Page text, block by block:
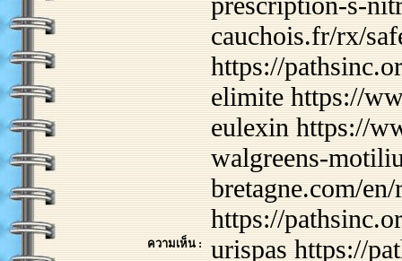
ความเห็น :
cauchois.fr/rx/
https://
elimite https://
eulexin https://
walgreens-
bretagne.com/
https://
urispas https://